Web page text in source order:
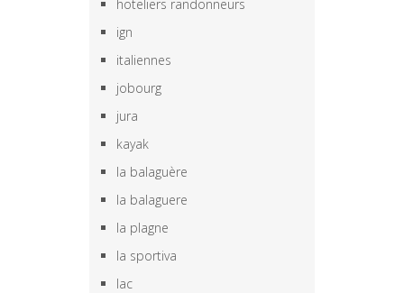
hoteliers randonneurs
ign
italiennes
jobourg
jura
kayak
la balaguère
la balaguere
la plagne
la sportiva
lac